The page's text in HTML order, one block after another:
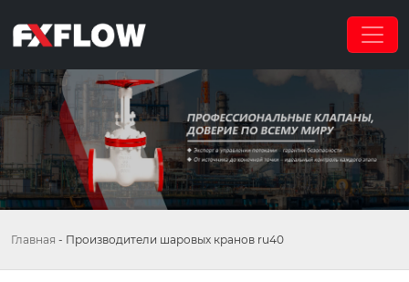
Главная - Производители шаровых кранов ru40